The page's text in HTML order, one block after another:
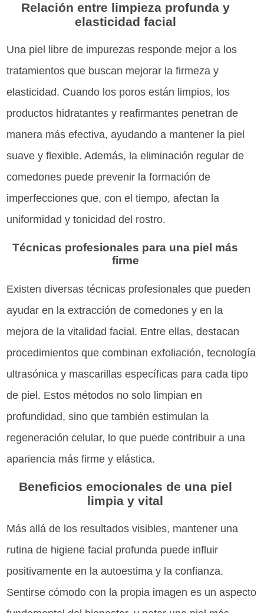
Relación entre limpieza profunda y
elasticidad facial
Una piel libre de impurezas responde mejor a los
tratamientos que buscan mejorar la firmeza y
elasticidad. Cuando los poros están limpios, los
productos hidratantes y reafirmantes penetran de
manera más efectiva, ayudando a mantener la piel
suave y flexible. Además, la eliminación regular de
comedones puede prevenir la formación de
imperfecciones que, con el tiempo, afectan la
uniformidad y tonicidad del rostro.
Técnicas profesionales para una piel más
firme
Existen diversas técnicas profesionales que pueden
ayudar en la extracción de comedones y en la
mejora de la vitalidad facial. Entre ellas, destacan
procedimientos que combinan exfoliación, tecnología
ultrasónica y mascarillas específicas para cada tipo
de piel. Estos métodos no solo limpian en
profundidad, sino que también estimulan la
regeneración celular, lo que puede contribuir a una
apariencia más firme y elástica.
Beneficios emocionales de una piel
limpia y vital
Más allá de los resultados visibles, mantener una
rutina de higiene facial profunda puede influir
positivamente en la autoestima y la confianza.
Sentirse cómodo con la propia imagen es un aspecto